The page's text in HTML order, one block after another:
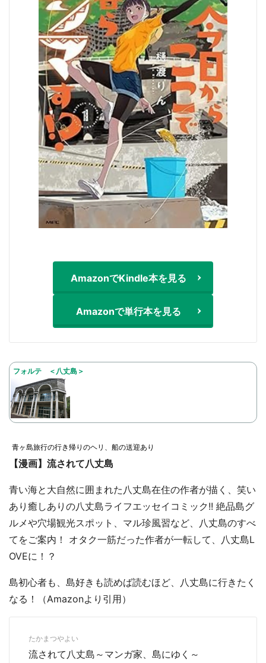
都道府選択
AmazonでKindle本を見る
Amazonで単行本を見る
フォルテ ＜八丈島＞
青ヶ島旅行の行き帰りのヘリ、船の送迎あり
【漫画】流されて八丈島
青い海と大自然に囲まれた八丈島在住の作者が描く、笑い
あり癒しありの八丈島ライフエッセイコミック!! 絶品島グ
ルメや穴場観光スポット、マル珍風習など、八丈島のすべ
てをご案内！ オタク一筋だった作者が一転して、八丈島L
OVEに！？
島初心者も、島好きも読めば読むほど、八丈島に行きたく
なる！（Amazonより引用）
たかまつやよい
流されて八丈島～マンガ家、島にゆく～